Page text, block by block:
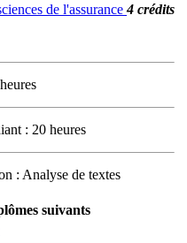
de l'assurance4 crédits
: 20 heures
: Analyse de textes
suivants